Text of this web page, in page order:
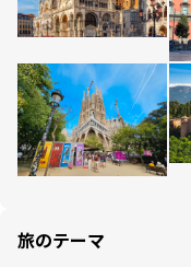
旅のテーマ